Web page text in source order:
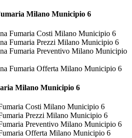
Milano Municipio 6
Fumaria Costi Milano Municipio 6
Fumaria Prezzi Milano Municipio 6
Fumaria Preventivo Milano Municipio
Fumaria Offerta Milano Municipio 6
Milano Municipio 6
Costi Milano Municipio 6
Prezzi Milano Municipio 6
Preventivo Milano Municipio 6
Offerta Milano Municipio 6